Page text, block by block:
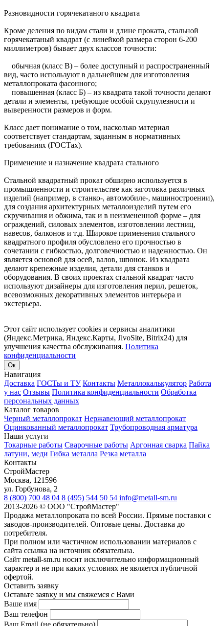
Разновидности горячекатаного квадрата
Кроме деления по видам стали и длине проката, стальной
горячекатаный квадрат (с линейкой размера сторон 6-200
миллиметров) бывает двух классов точности:
обычная (класс В) – более доступный и распространенный
вид, часто используют в дальнейшем для изготовления
металлопроката фасонного;
повышенная (класс Б) – из квадрата такой точности делают
детали и элементы, требующие особой скрупулезности и
выверенности размеров и форм.
Класс дает понимание о том, насколько материал
соответствует стандартам, заданным в нормативных
требованиях (ГОСТах).
Применение и назначение квадрата стального
Стальной квадратный прокат обширно используется в
промышленности и строительстве как заготовка различных
изделий (например, в станко-, автомобиле-, машиностроении),
для создания архитектурных металлоизделий путем его
скручивания и обжима, так и в неизмененной форме – для
ограждений, силовых элементов, изготовлении лестниц,
навесов, балконов и т.д. Широкое применения стального
квадратного профиля обусловлено его прочностью в
сочетании с гибкостью, долговечностью и надежностью. Он
является основой для осей, валов, шпонок. Из квадрата
делают крепежные изделия, детали для станков и
оборудования. В своих проектах стальной квадрат часто
используют дизайнеры для изготовления перил, решеток,
всевозможных декоративных элементов интерьера и
экстерьера.
Этот сайт использует cookies и сервисы аналитики
(Яндекс.Метрика, Яндекс.Карты, JivoSite, Bitrix24) для
улучшения качества обслуживания. Политика
конфиденциальности
Ок
Навигация
Доставка ГОСТы и ТУ Контакты Металлокалькулятор Работа
у нас Отзывы Политика конфиденциальности Обработка
персональных данных
Каталог товаров
Черный металлопрокат Нержавеющий металлопрокат
Оцинкованный металлопрокат Трубопроводная арматура
Наши услуги
Токарные работы Сварочные работы Аргонная сварка Пайка
латуни, меди Гибка металла Резка металла
Контакты
СтройМастер
Москва, 121596
ул. Горбунова, 2
8 (800) 700 48 04 8 (495) 544 50 54 info@metall-sm.ru
2013-2026 © ООО "СтройМастер"
Продажа металлопроката по всей России. Прямые поставки с
заводов-производителей. Оптовые цены. Доставка до
потребителя.
При полном или частичном использовании материалов с
сайта ссылка на источник обязательна.
Сайт metall-sm.ru носит исключительно информационный
характер и не при каких условиях не является публичной
офертой.
Оставить заявку
Оставьте заявку и мы свяжемся с Вами
Ваше имя
Ваш телефон
Ваш Email (не обязательно)